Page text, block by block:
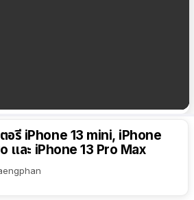
อรี่ iPhone 13 mini, iPhone
13, iPhone 13 Pro และ iPhone 13 Pro Max